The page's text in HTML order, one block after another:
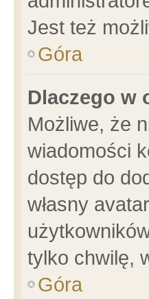
Jest też
Góra
Dlaczego w
Możliwe, że
wiadomości
dostęp do
własny
tylko chwilę,
Góra